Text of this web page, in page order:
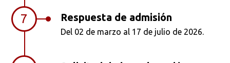
7 Respuesta de admisión
Del 02 de marzo al 17 de julio de 2026.